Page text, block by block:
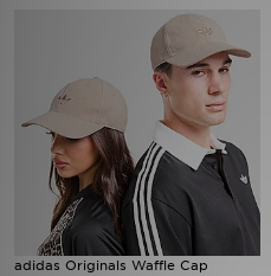
adidas Originals Waffle Cap
Lade Die APP
Geschenkkarte
Filialfinder
Mein JD